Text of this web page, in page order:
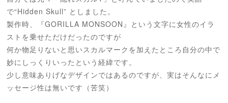
で“Hidden Skull” としました。
製作時、『GORILLA MONSOON』という文字に女性のイラ
ストを乗せただけだったのですが
何か物足りないと思いスカルマークを加えたところ自分の中で
妙にしっくりいったという経緯です。
少し意味ありげなデザインではあるのですが、実はそんなにメ
ッセージ性は無いです（苦笑）